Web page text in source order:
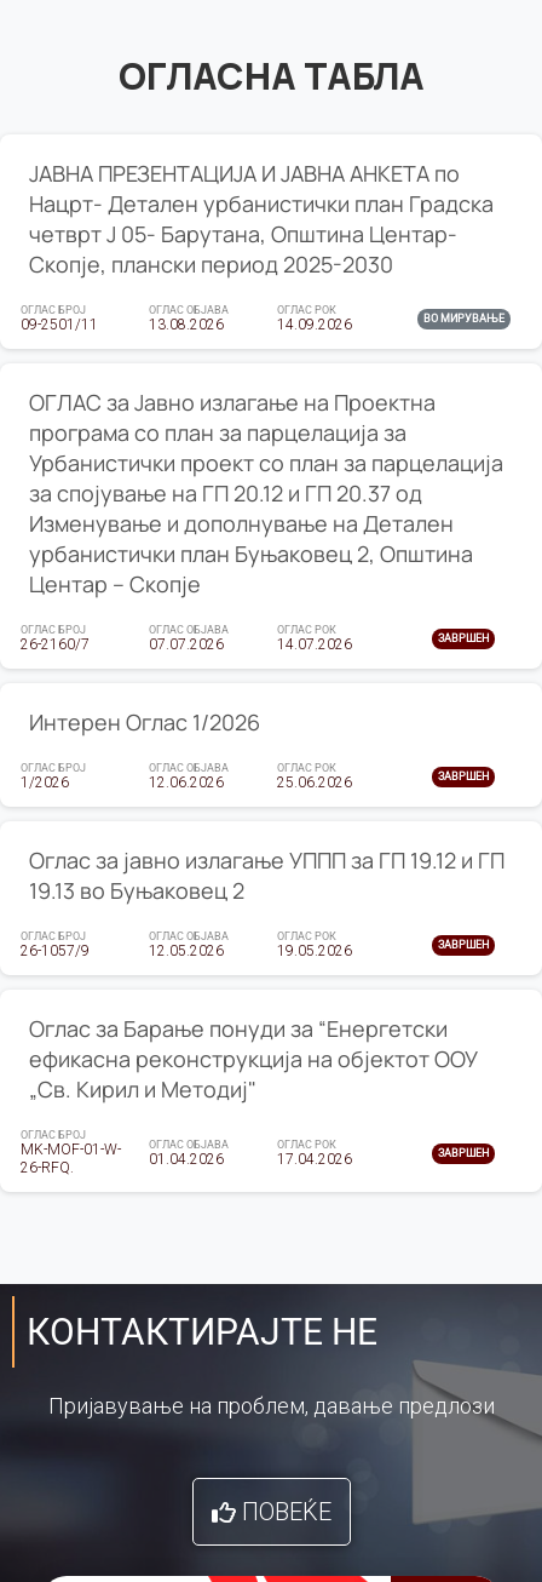
ОГЛАСНА ТАБЛА
ЈАВНА ПРЕЗЕНТАЦИЈА И ЈАВНА АНКЕТА по
Нацрт- Детален урбанистички план Градска
четврт Ј 05- Барутана, Општина Центар-
Скопје, плански период 2025-2030
ОГЛАС БРОЈ
09-2501/11
ОГЛАС ОБЈАВА
13.08.2026
ОГЛАС РОК
14.09.2026 ВО МИРУВАЊЕ
ОГЛАС за Јавно излагање на Проектна
програма со план за парцелација за
Урбанистички проект со план за парцелација
за спојување на ГП 20.12 и ГП 20.37 од
Изменување и дополнување на Детален
урбанистички план Буњаковец 2, Општина
Центар – Скопје
ОГЛАС БРОЈ
26-2160/7
ОГЛАС ОБЈАВА
07.07.2026
ОГЛАС РОК
14.07.2026 ЗАВРШЕН
Интерен Оглас 1/2026
ОГЛАС БРОЈ
1/2026
ОГЛАС ОБЈАВА
12.06.2026
ОГЛАС РОК
25.06.2026 ЗАВРШЕН
Оглас за јавно излагање УППП за ГП 19.12 и ГП
19.13 во Буњаковец 2
ОГЛАС БРОЈ
26-1057/9
ОГЛАС ОБЈАВА
12.05.2026
ОГЛАС РОК
19.05.2026 ЗАВРШЕН
Оглас за Барање понуди за “Енергетски
ефикасна реконструкција на објектот ООУ
„Св. Кирил и Методиј"
ОГЛАС БРОЈ
MK-MOF-01-W-
26-RFQ.
ОГЛАС ОБЈАВА
01.04.2026
ОГЛАС РОК
17.04.2026 ЗАВРШЕН
КОНТАКТИРАЈТЕ НЕ
Пријавување на проблем, давање предлози
ПОВЕЌЕ